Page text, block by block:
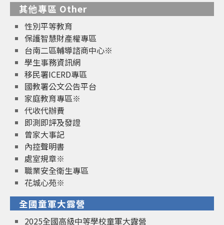
其他專區 Other
性別平等教育
保護智慧財產權專區
台南二區輔導諮商中心※
學生事務資訊網
移民署ICERD專區
國教署公文公告平台
家庭教育專區※
代收代辦費
即測即評及發證
曾家大事記
內控聲明書
處室規章※
職業安全衛生專區
花城心苑※
全國童軍大露營
2025全國高級中等學校童軍大露營